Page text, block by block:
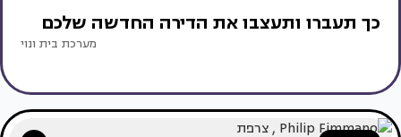
כך תעברו ותעצבו את הדירה החדשה שלכם
מערכת בית ונוי